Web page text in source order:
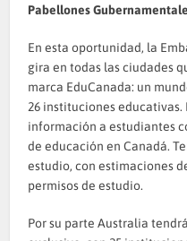
Pabellones
En esta oportunidad, la
gira en todas las ciudades
marca EduCanada: un
26 instituciones
información a estudiantes
de educación en Canadá.
estudio, con estimaciones
permisos de estudio.
Por su parte Australia